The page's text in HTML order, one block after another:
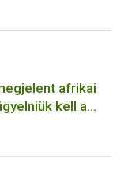
afrikai
kell a